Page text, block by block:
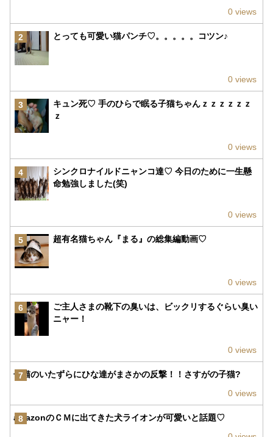
0 views
2 とっても可愛い猫パンチ♡。。。。。コツン♪
0 views
3
キュン死♡ 手のひらで眠る子猫ちゃんｚｚｚｚｚｚ
ｚ
0 views
4
シンクロナイルドニャンコ達♡ 今日のために一生懸
命勉強しました(笑)
0 views
5 超有名猫ちゃん『まる』の総集編動画♡
0 views
6
ご主人さまの靴下の臭いは、ビックリするぐらい臭い
ニャー！
0 views
7
子猫のいたずらにひな達がまさかの反撃！！さすがの子猫?
0 views
8
amazonのＣＭに出てきた犬ライオンが可愛いと話題♡